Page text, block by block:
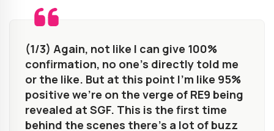
(1/3) Again, not like I can give 100%
confirmation, no one's directly told me
or the like. But at this point I'm like 95%
positive we're on the verge of RE9 being
revealed at SGF. This is the first time
behind the scenes there's a lot of buzz